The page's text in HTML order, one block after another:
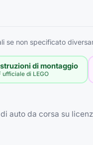
se non specificato
di montaggio
ufficiale di LEGO
auto da corsa su